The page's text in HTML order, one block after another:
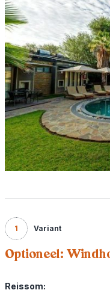
1 Variant
Optioneel:
Reissom: